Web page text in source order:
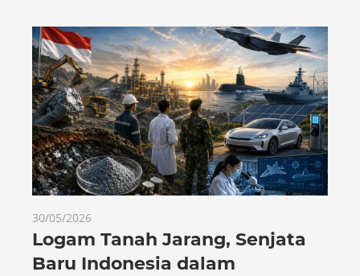
30/05/2026
Logam Tanah Jarang, Senjata
Baru Indonesia dalam